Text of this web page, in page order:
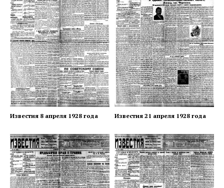
Известия 8 апреля 1928 года Известия 21 апреля 1928 года